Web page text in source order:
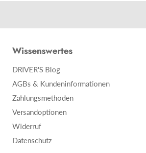
Wissenswertes
DRIVER'S Blog
AGBs & Kundeninformationen
Zahlungsmethoden
Versandoptionen
Widerruf
Datenschutz